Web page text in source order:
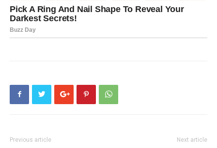
Previous article Next article